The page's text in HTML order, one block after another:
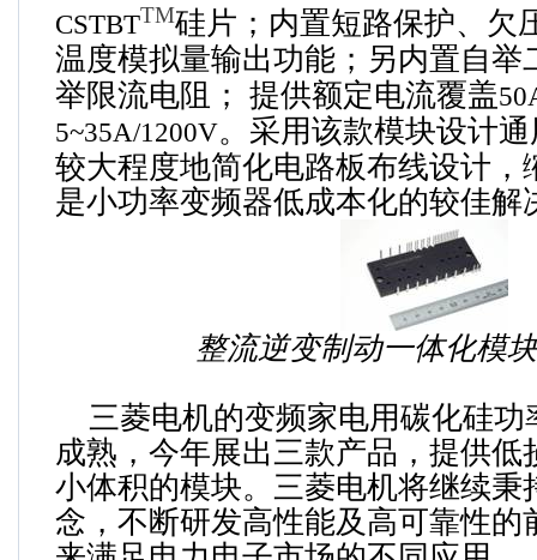
CSTBTTM硅片；内置短路保护、欠
温度模拟量输出功能；另内置自举
举限流电阻； 提供额定电流覆盖
5~35A/1200V。采用该款模块设计
较大程度地简化电路板布线设计，
是小功率变频器低成本化的较佳解
整流逆变制动一体化模块
三菱电机的变频家电用碳化硅功
成熟，今年展出三款产品，提供低
小体积的模块。三菱电机将继续秉
念，不断研发高性能及高可靠性的